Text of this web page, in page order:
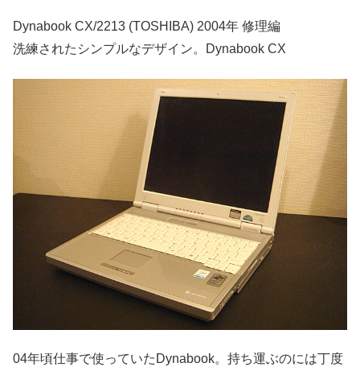
Dynabook CX/2213 (TOSHIBA) 2004年 修理編
洗練されたシンプルなデザイン。Dynabook CX
04年頃仕事で使っていたDynabook。持ち運ぶのには丁度